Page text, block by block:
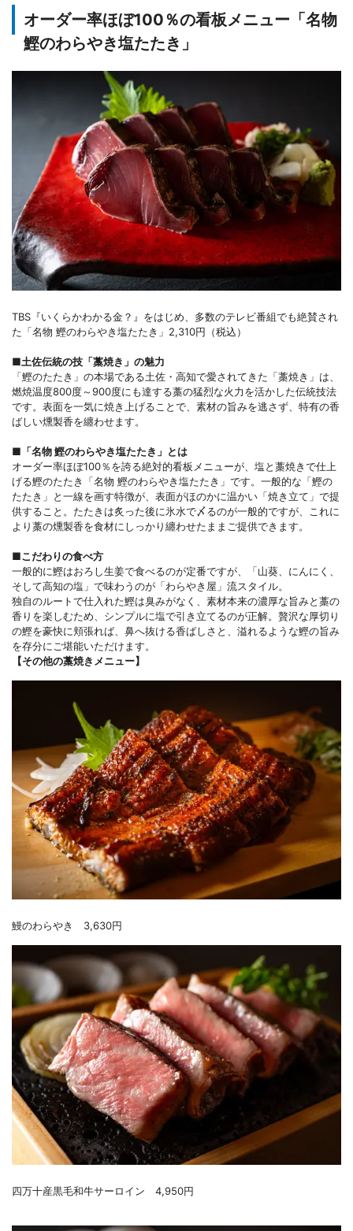
オーダー率ほぼ100％の看板メニュー 「名物
鰹のわらやき塩たたき」
TBS『いくらかわかる金？』をはじめ、多数のテレビ番組でも絶賛され
た「名物 鰹のわらやき塩たたき」2,310円（税込）
■土佐伝統の技「藁焼き」の魅力
「鰹のたたき」の本場である土佐・高知で愛されてきた「藁焼き」は、
燃焼温度800度～900度にも達する藁の猛烈な火力を活かした伝統技法
です。表面を一気に焼き上げることで、素材の旨みを逃さず、特有の香
ばしい燻製香を纏わせます。
■「名物 鰹のわらやき塩たたき」とは
オーダー率ほぼ100％を誇る絶対的看板メニューが、塩と藁焼きで仕上
げる鰹のたたき「名物 鰹のわらやき塩たたき」です。一般的な「鰹の
たたき」と一線を画す特徴が、表面がほのかに温かい「焼き立て」で提
供すること。たたきは炙った後に氷水で〆るのが一般的ですが、これに
より藁の燻製香を食材にしっかり纏わせたままご提供できます。
■こだわりの食べ方
一般的に鰹はおろし生姜で食べるのが定番ですが、「山葵、にんにく、
そして高知の塩」で味わうのが「わらやき屋」流スタイル。
独自のルートで仕入れた鰹は臭みがなく、素材本来の濃厚な旨みと藁の
香りを楽しむため、シンプルに塩で引き立てるのが正解。贅沢な厚切り
の鰹を豪快に頬張れば、鼻へ抜ける香ばしさと、溢れるような鰹の旨み
を存分にご堪能いただけます。
【その他の藁焼きメニュー】
鰻のわらやき 3,630円
四万十産黒毛和牛サーロイン 4,950円